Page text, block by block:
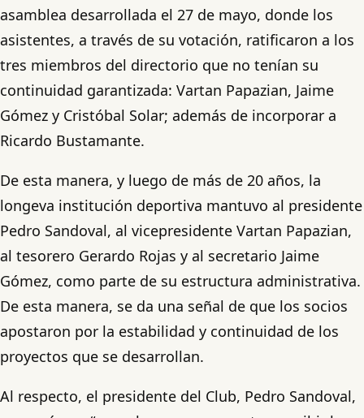
asamblea desarrollada el 27 de mayo, donde los
asistentes, a través de su votación, ratificaron a los
tres miembros del directorio que no tenían su
continuidad garantizada: Vartan Papazian, Jaime
Gómez y Cristóbal Solar; además de incorporar a
Ricardo Bustamante.
De esta manera, y luego de más de 20 años, la
longeva institución deportiva mantuvo al presidente
Pedro Sandoval, al vicepresidente Vartan Papazian,
al tesorero Gerardo Rojas y al secretario Jaime
Gómez, como parte de su estructura administrativa.
De esta manera, se da una señal de que los socios
apostaron por la estabilidad y continuidad de los
proyectos que se desarrollan.
Al respecto, el presidente del Club, Pedro Sandoval,